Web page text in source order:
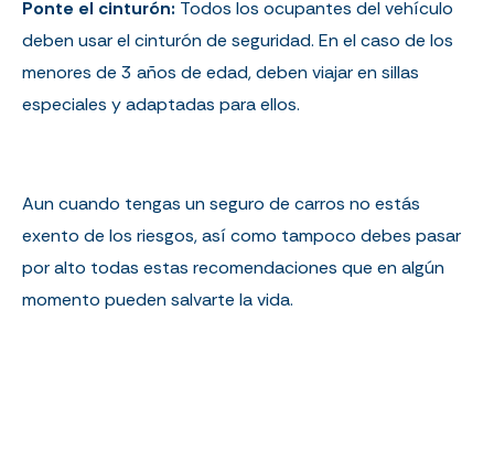
Ponte el cinturón: Todos los ocupantes del vehículo
deben usar el cinturón de seguridad. En el caso de los
menores de 3 años de edad, deben viajar en sillas
especiales y adaptadas para ellos.
Aun cuando tengas un seguro de carros no estás
exento de los riesgos, así como tampoco debes pasar
por alto todas estas recomendaciones que en algún
momento pueden salvarte la vida.